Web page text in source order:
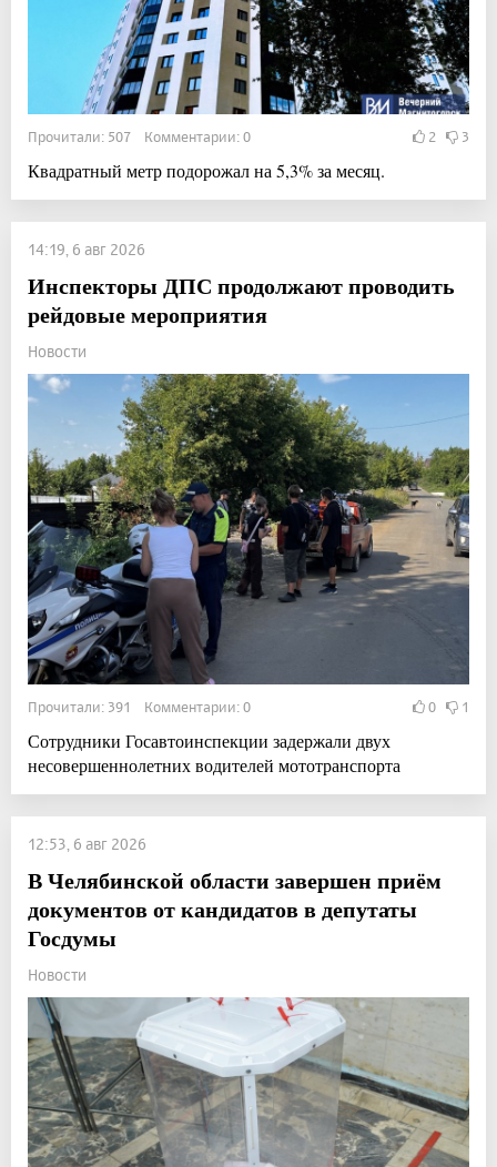
Прочитали: 507 Комментарии: 0 2 3
Квадратный метр подорожал на 5,3% за месяц.
14:19, 6 авг 2026
Инспекторы ДПС продолжают проводить
рейдовые мероприятия
Новости
Прочитали: 391 Комментарии: 0 0 1
Сотрудники Госавтоинспекции задержали двух
несовершеннолетних водителей мототранспорта
12:53, 6 авг 2026
В Челябинской области завершен приём
документов от кандидатов в депутаты
Госдумы
Новости